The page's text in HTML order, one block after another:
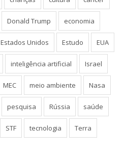
Donald Trump economia
Estados Unidos Estudo EUA
inteligência artificial Israel
MEC meio ambiente Nasa
pesquisa Rússia saúde
STF tecnologia Terra